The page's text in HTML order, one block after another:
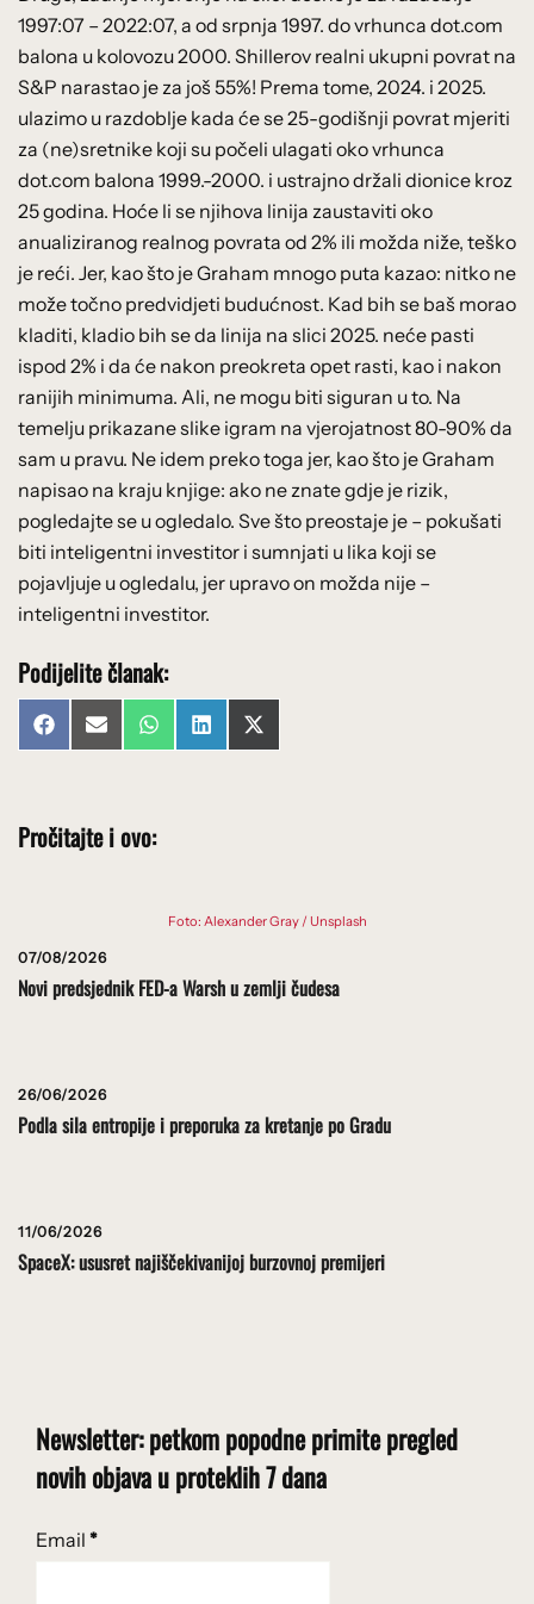
1997:07 – 2022:07, a od srpnja 1997. do vrhunca dot.com
balona u kolovozu 2000. Shillerov realni ukupni povrat na
S&P narastao je za još 55%! Prema tome, 2024. i 2025.
ulazimo u razdoblje kada će se 25-godišnji povrat mjeriti
za (ne)sretnike koji su počeli ulagati oko vrhunca
dot.com balona 1999.-2000. i ustrajno držali dionice kroz
25 godina. Hoće li se njihova linija zaustaviti oko
anualiziranog realnog povrata od 2% ili možda niže, teško
je reći. Jer, kao što je Graham mnogo puta kazao: nitko ne
može točno predvidjeti budućnost. Kad bih se baš morao
kladiti, kladio bih se da linija na slici 2025. neće pasti
ispod 2% i da će nakon preokreta opet rasti, kao i nakon
ranijih minimuma. Ali, ne mogu biti siguran u to. Na
temelju prikazane slike igram na vjerojatnost 80-90% da
sam u pravu. Ne idem preko toga jer, kao što je Graham
napisao na kraju knjige: ako ne znate gdje je rizik,
pogledajte se u ogledalo. Sve što preostaje je – pokušati
biti inteligentni investitor i sumnjati u lika koji se
pojavljuje u ogledalu, jer upravo on možda nije –
inteligentni investitor.
Podijelite članak:
Share
on
FacebookShare
on
Email Share
on
WhatsAppShare
on
LinkedInShare
on
X
(Twitter)
Pročitajte i ovo:
Foto: Alexander Gray / Unsplash
07/08/2026
Novi predsjednik FED-a Warsh u zemlji čudesa
26/06/2026
Podla sila entropije i preporuka za kretanje po Gradu
11/06/2026
SpaceX: ususret najiščekivanijoj burzovnoj premijeri
Newsletter: petkom popodne primite pregled
novih objava u proteklih 7 dana
Email *